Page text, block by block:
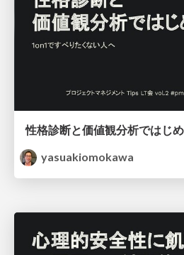
yasuakiomokawa